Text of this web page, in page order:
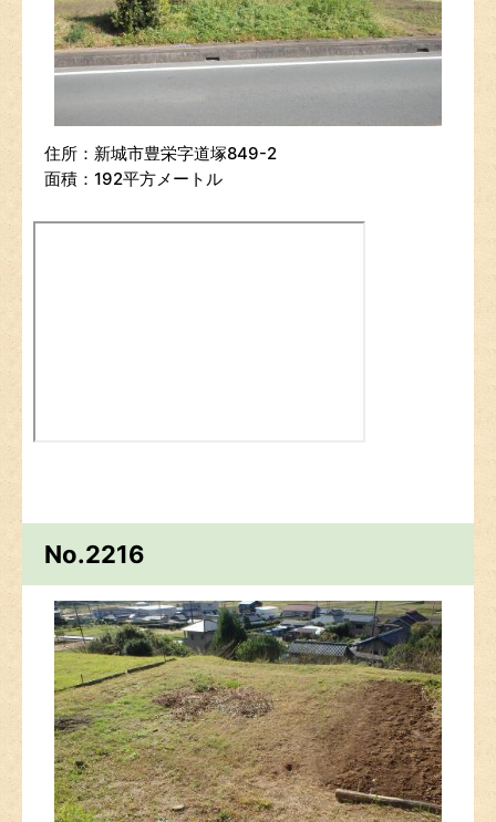
住所：新城市豊栄字道塚849-2
面積：192平方メートル
No.2216